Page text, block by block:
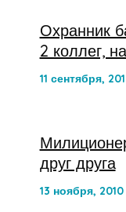
Охранник
2 коллег,
11 сентября,
друг друга
13 ноября, 2010